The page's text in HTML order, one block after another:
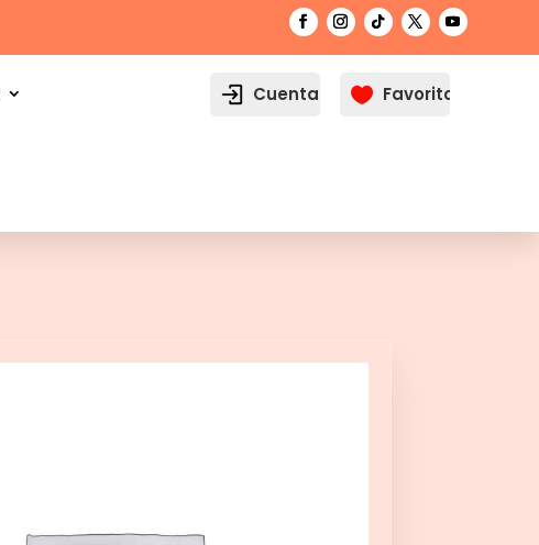
Cuenta  Favoritos